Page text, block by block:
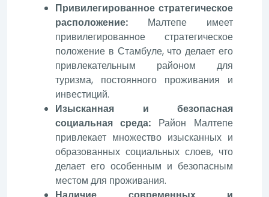
Привилегированное стратегическое
расположение: Малтепе имеет
привилегированное стратегическое
положение в Стамбуле, что делает его
привлекательным районом для
туризма, постоянного проживания и
инвестиций.
Изысканная и безопасная
социальная среда: Район Малтепе
привлекает множество изысканных и
образованных социальных слоев, что
делает его особенным и безопасным
местом для проживания.